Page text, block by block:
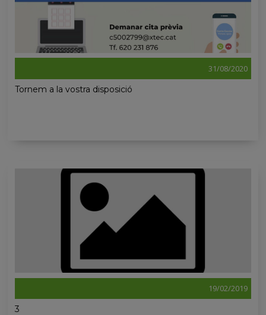
31/08/2020
Tornem a la vostra disposició
19/02/2019
3